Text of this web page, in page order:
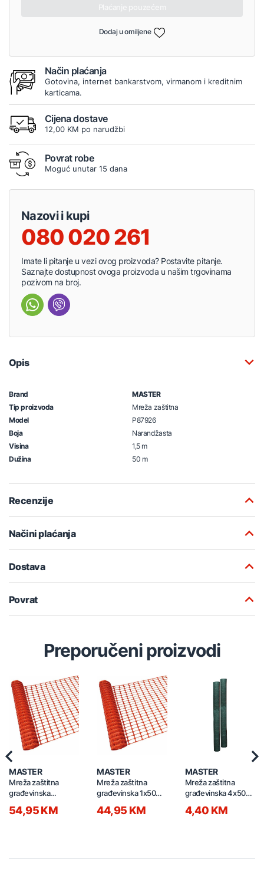
Dodaj u omiljene
Način plaćanja
Gotovina, internet bankarstvom, virmanom i kreditnim
karticama.
Cijena dostave
12,00 KM po narudžbi
Povrat robe
Moguć unutar 15 dana
Nazovi i kupi
080 020 261
Imate li pitanje u vezi ovog proizvoda? Postavite pitanje.
Saznajte dostupnost ovoga proizvoda u našim trgovinama
pozivom na broj.
Opis
Brand
MASTER
Tip proizvoda
Mreža zaštitna
Model
P87926
Boja
Narandžasta
Visina
1,5 m
Dužina
50 m
Recenzije
Načini plaćanja
Dostava
Povrat
Preporučeni proizvodi
MASTER
Mreža zaštitna
građevinska
narandžasta
54,95 KM
MASTER
Mreža zaštitna
građevinska 1x50m
44,95 KM
MASTER
Mreža zaštitna
građevinska 4x50m
4x50
4,40 KM
Previous